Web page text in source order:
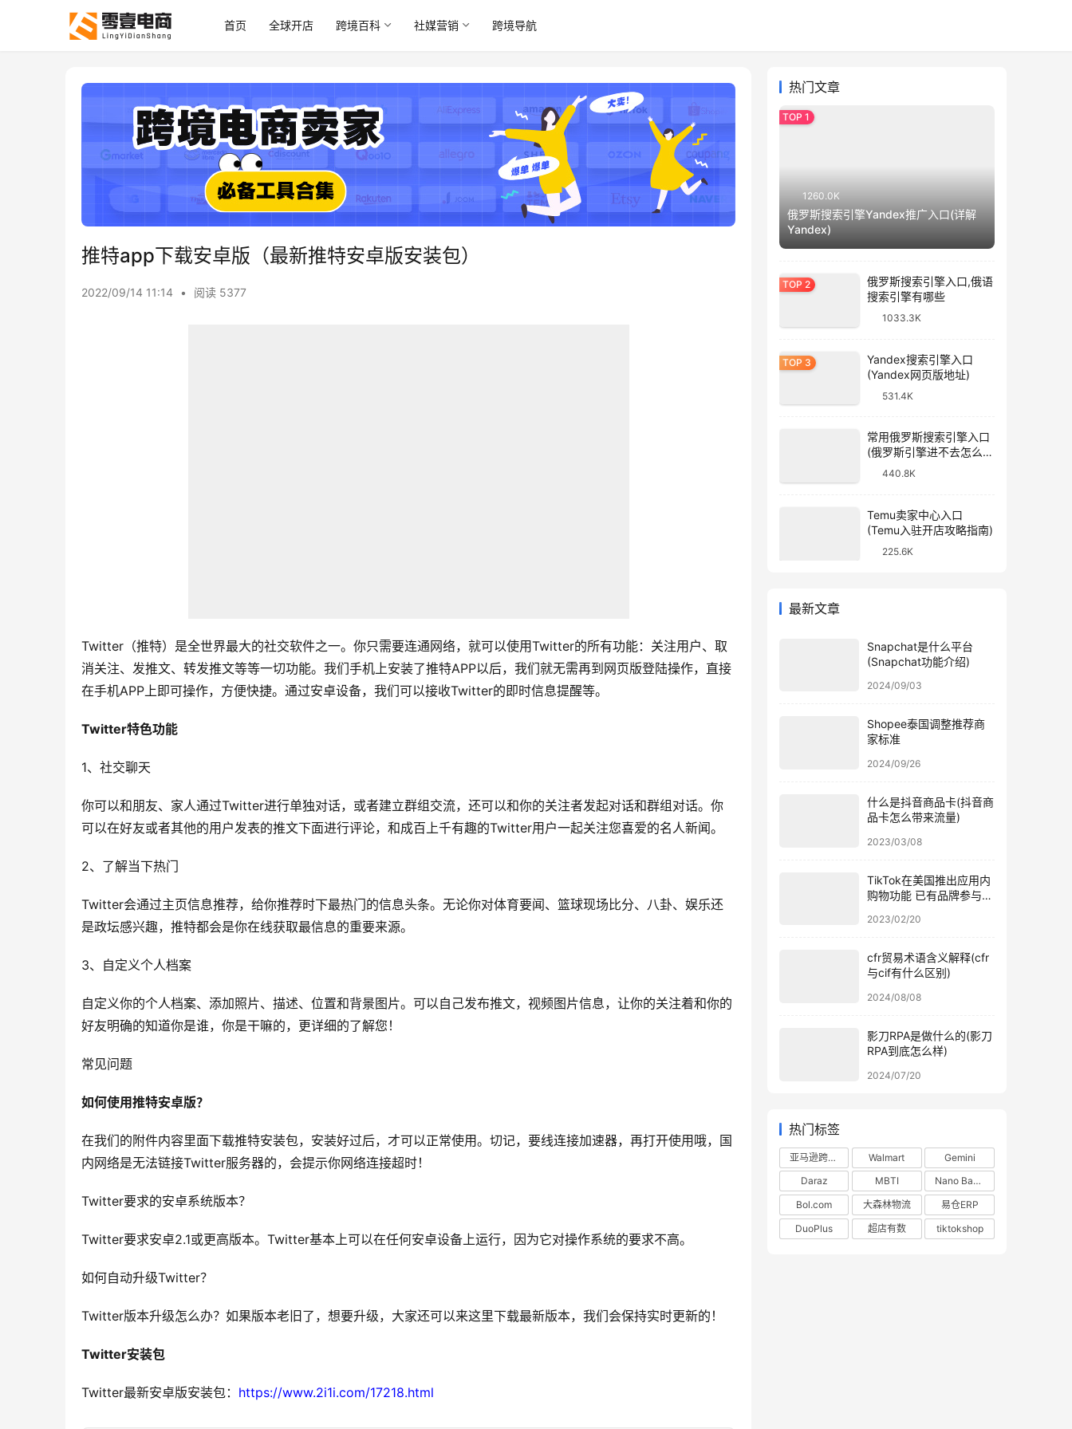
首页 全球开店 跨境百科 社媒营销 跨境导航
推特app下载安卓版（最新推特安卓版安装包）
2022/09/14 11:14 • 阅读 5377
Twitter（推特）是全世界最大的社交软件之一。你只需要连通网络，就可以使用Twitter的所有功能：关注用户、取
消关注、发推文、转发推文等等一切功能。我们手机上安装了推特APP以后，我们就无需再到网页版登陆操作，直接
在手机APP上即可操作，方便快捷。通过安卓设备，我们可以接收Twitter的即时信息提醒等。
Twitter特色功能
1、社交聊天
你可以和朋友、家人通过Twitter进行单独对话，或者建立群组交流，还可以和你的关注者发起对话和群组对话。你
可以在好友或者其他的用户发表的推文下面进行评论，和成百上千有趣的Twitter用户一起关注您喜爱的名人新闻。
2、了解当下热门
Twitter会通过主页信息推荐，给你推荐时下最热门的信息头条。无论你对体育要闻、篮球现场比分、八卦、娱乐还
是政坛感兴趣，推特都会是你在线获取最信息的重要来源。
3、自定义个人档案
自定义你的个人档案、添加照片、描述、位置和背景图片。可以自己发布推文，视频图片信息，让你的关注着和你的
好友明确的知道你是谁，你是干嘛的，更详细的了解您！
常见问题
如何使用推特安卓版？
在我们的附件内容里面下载推特安装包，安装好过后，才可以正常使用。切记，要线连接加速器，再打开使用哦，国
内网络是无法链接Twitter服务器的，会提示你网络连接超时！
Twitter要求的安卓系统版本？
Twitter要求安卓2.1或更高版本。Twitter基本上可以在任何安卓设备上运行，因为它对操作系统的要求不高。
如何自动升级Twitter？
Twitter版本升级怎么办？如果版本老旧了，想要升级，大家还可以来这里下载最新版本，我们会保持实时更新的！
Twitter安装包
Twitter最新安卓版安装包： https://www.2i1i.com/17218.html
热门文章
1260.0K
俄罗斯搜索引擎Yandex推广入口(详解
Yandex)
俄罗斯搜索引擎入口,俄语
搜索引擎有哪些
1033.3K
Yandex搜索引擎入口
(Yandex网页版地址)
531.4K
常用俄罗斯搜索引擎入口
(俄罗斯引擎进不去怎么
440.8K
Temu卖家中心入口
(Temu入驻开店攻略指南)
225.6K
最新文章
Snapchat是什么平台
(Snapchat功能介绍)
2024/09/03
Shopee泰国调整推荐商
家标准
2024/09/26
什么是抖音商品卡(抖音商
品卡怎么带来流量)
2023/03/08
TikTok在美国推出应用内
购物功能 已有品牌参与内
2023/02/20
cfr贸易术语含义解释(cfr
与cif有什么区别)
2024/08/08
影刀RPA是做什么的(影刀
RPA到底怎么样)
2024/07/20
热门标签
亚马逊跨境电商 Walmart
Gemini
Daraz
MBTI
Nano Banana
Bol.com
大森林物流
易仓ERP
DuoPlus
超店有数 tiktokshop